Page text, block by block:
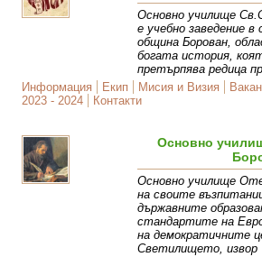
Основно училище
е учебно заведение в
община Борован,
богата история,
претърпява редица
Информация
Екип Мисия и Визия
2023 - 2024
Контакти
Основно
Основно училище
на своите
държавните
стандартите на
на демократичните
Светилището, извор